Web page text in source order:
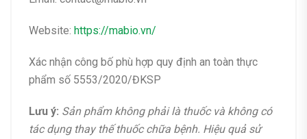
Website: https://mabio.vn/
Xác nhận công bố phù hợp quy định an toàn thực
phẩm số 5553/2020/ĐKSP
Lưu ý: Sản phẩm không phải là thuốc và không có
tác dụng thay thế thuốc chữa bệnh. Hiệu quả sử